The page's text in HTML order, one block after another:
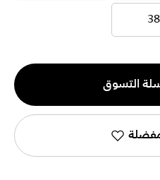
38.5
التسوق